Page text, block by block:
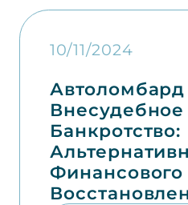
10/11/2024
Автоломбард
Внесудебное
Банкротство:
Финансового